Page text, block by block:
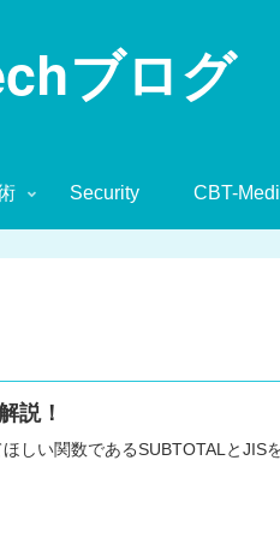
ブログ
Security CBT-
説！
しい関数であるSUBTOTALとJIS